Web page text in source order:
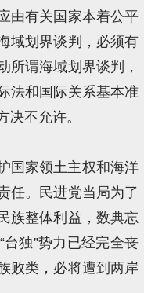
由有关国家本着公平
域划界谈判，必须有
所谓海域划界谈判，
法和国际关系基本准
决不允许。
国家领土主权和海洋
任。民进党当局为了
族整体利益，数典忘
独”势力已经完全丧
败类，必将遭到两岸